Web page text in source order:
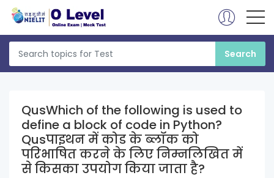
QusWhich of the following is used to
define a block of code in Python?
Qusपाइथन में कोड के ब्लॉक को
परिभाषित करने के लिए निम्नलिखित में
से किसका उपयोग किया जाता है?